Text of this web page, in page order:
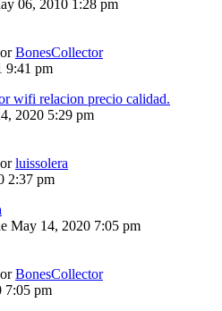
06, 2010 1:28 pm
BonesCollector
9:41 pm
wifi relacion precio calidad.
2020 5:29 pm
luissolera
2:37 pm
May 14, 2020 7:05 pm
BonesCollector
7:05 pm